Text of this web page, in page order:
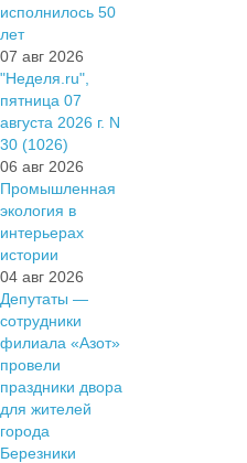
исполнилось 50
лет
07 авг 2026
"Неделя.ru",
пятница 07
августа 2026 г. N
30 (1026)
06 авг 2026
Промышленная
экология в
интерьерах
истории
04 авг 2026
Депутаты —
сотрудники
филиала «Азот»
провели
праздники двора
для жителей
города
Березники